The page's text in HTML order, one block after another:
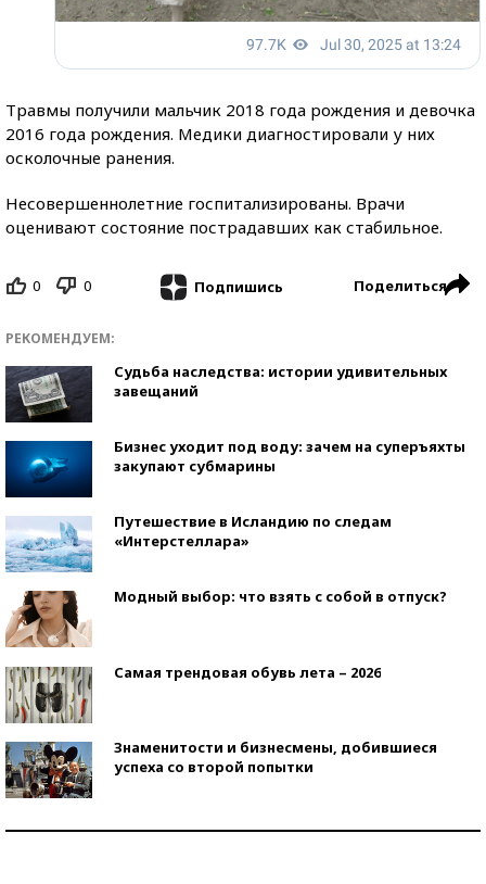
Травмы получили мальчик 2018 года рождения и девочка
2016 года рождения. Медики диагностировали у них
осколочные ранения.
Несовершеннолетние госпитализированы. Врачи
оценивают состояние пострадавших как стабильное.
0 0 Подпишись Поделиться
РЕКОМЕНДУЕМ:
Судьба наследства: истории удивительных
завещаний
Бизнес уходит под воду: зачем на суперъяхты
закупают субмарины
Путешествие в Исландию по следам
«Интерстеллара»
Модный выбор: что взять с собой в отпуск?
Самая трендовая обувь лета – 2026
Знаменитости и бизнесмены, добившиеся
успеха со второй попытки